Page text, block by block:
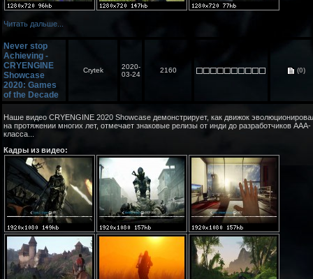
Читать дальше...
Never stop
Achieving -
CRYENGINE
Showcase
2020: Games
of the Decade
Crytek
2020-
03-24
2160 (0)
Наше видео CRYENGINE 2020 Showcase демонстрирует, как движок
на протяжении многих лет, отмечает знаковые релизы от инди до разработчиков AAA-
класса...
Кадры из видео: